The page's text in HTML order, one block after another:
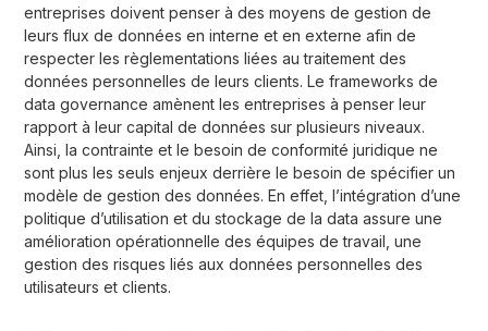
entreprises doivent penser à des moyens de gestion de
leurs flux de données en interne et en externe afin de
respecter les règlementations liées au traitement des
données personnelles de leurs clients. Le frameworks de
data governance amènent les entreprises à penser leur
rapport à leur capital de données sur plusieurs niveaux.
Ainsi, la contrainte et le besoin de conformité juridique ne
sont plus les seuls enjeux derrière le besoin de spécifier un
modèle de gestion des données. En effet, l’intégration d’une
politique d’utilisation et du stockage de la data assure une
amélioration opérationnelle des équipes de travail, une
gestion des risques liés aux données personnelles des
utilisateurs et clients.